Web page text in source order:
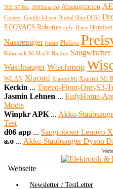
360 S7 Pro 360SmartAi Absaugstation
Cecotec Cepillo Jalisco Digital Slim DC62
ECOVACS Robotics eufy Haier HomBot
Nassreiniger Neato Philips
Roborock S6 MaxV Roidmi Saugwischer
Waschsauger Wischmop
WLAN Xiaomi Xiaomi Mi Xiaomi Mi
Keckin ... Tineco-Floor-One-S3-
Jasmin Lehnen ... EufyHome-
Modis
Winpkr APK ... Akku-
Test
d06 app ... Saugroboter Lenovo
a.o ... Akku-Staubsauger Dyson
Webseite
Newsletter / TestLetter